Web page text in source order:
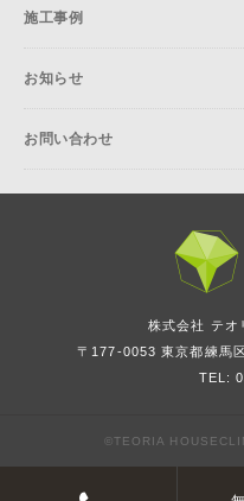
施工事例
お知らせ
お問い合わせ
株式会社 テオ
〒177-0053 東京都練馬
TEL:
©TEORIA